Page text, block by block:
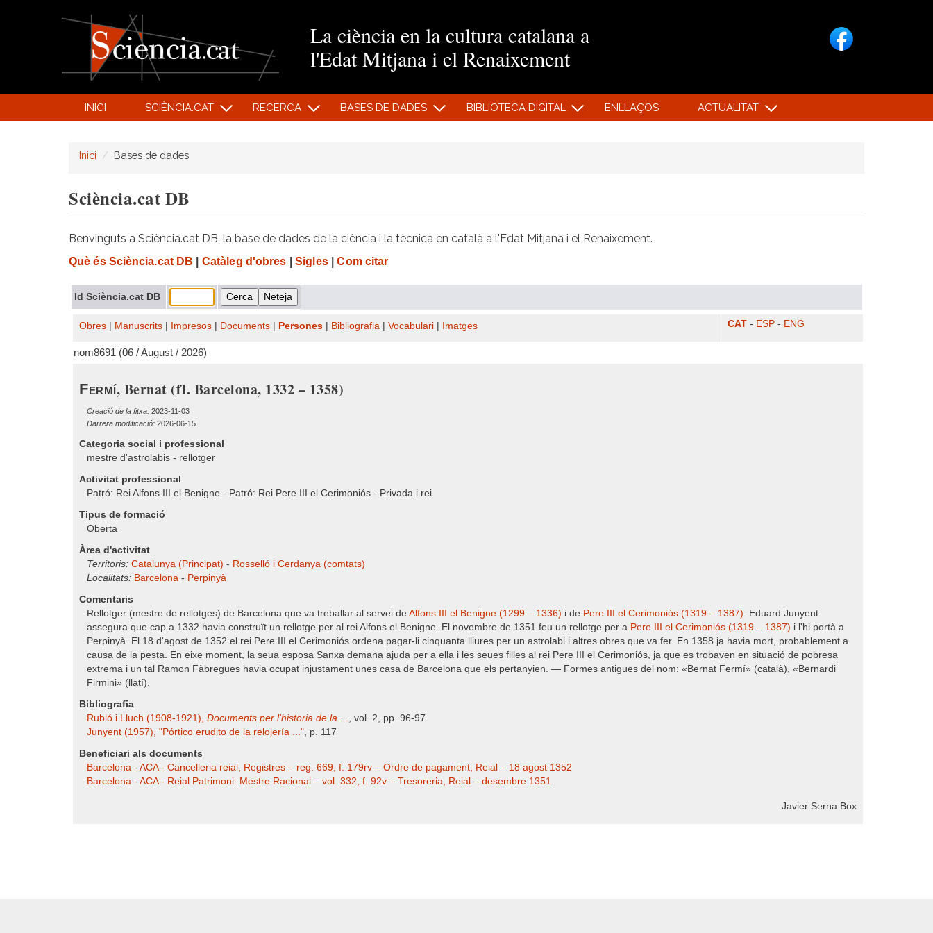
La ciència en la cultura catalana a
l'Edat Mitjana i el Renaixement
INICI SCIÈNCIA.CAT RECERCA BASES DE DADES BIBLIOTECA DIGITAL ENLLAÇOS ACTUALITAT
Inici Bases de dades
Sciència.cat DB
Benvinguts a Sciència.cat DB, la base de dades de la ciència i la tècnica en català a l'Edat Mitjana i el Renaixement.
Què és Sciència.cat DB Catàleg d'obres Sigles| Com citar
Id Sciència.cat DB
Obres Manuscrits Impresos Documents Persones Bibliografia Vocabulari Imatges CAT - ESP - ENG
nom8691 (06 / August / 2026)
Fermí, Bernat (fl. Barcelona, 1332 – 1358)
Creació de la fitxa: 2023-11-03
Darrera modificació: 2026-06-15
Categoria social i professional
mestre d'astrolabis - rellotger
Activitat professional
Patró: Rei Alfons III el Benigne - Patró: Rei Pere III el Cerimoniós - Privada i rei
Tipus de formació
Oberta
Àrea d'activitat
Territoris: Catalunya (Principat) - Rosselló i Cerdanya (comtats)
Localitats: Barcelona - Perpinyà
Comentaris
Rellotger (mestre de rellotges) de Barcelona que va treballar al servei de Alfons III el Benigne (1299 – 1336) i de Pere III el Cerimoniós (1319 – 1387). Eduard Junyent
assegura que cap a 1332 havia construït un rellotge per al rei Alfons el Benigne. El novembre de 1351 feu un rellotge per a Pere III el Cerimoniós (1319 – 1387) i l'hi portà a
Perpinyà. El 18 d'agost de 1352 el rei Pere III el Cerimoniós ordena pagar-li cinquanta lliures per un astrolabi i altres obres que va fer. En 1358 ja havia mort, probablement a
causa de la pesta. En eixe moment, la seua esposa Sanxa demana ajuda per a ella i les seues filles al rei Pere III el Cerimoniós, ja que es trobaven en situació de pobresa
extrema i un tal Ramon Fàbregues havia ocupat injustament unes casa de Barcelona que els pertanyien. — Formes antigues del nom: «Bernat Fermí» (català), «Bernardi
Firmini» (llatí).
Bibliografia
Rubió i Lluch (1908-1921), Documents per l'historia de la ... , vol. 2, pp. 96-97
Junyent (1957), "Pórtico erudito de la relojería ...", p. 117
Beneficiari als documents
Barcelona - ACA - Cancelleria reial, Registres – reg. 669, f. 179rv – Ordre de pagament, Reial – 18 agost 1352
Barcelona - ACA - Reial Patrimoni: Mestre Racional – vol. 332, f. 92v – Tresoreria, Reial – desembre 1351
Javier Serna Box